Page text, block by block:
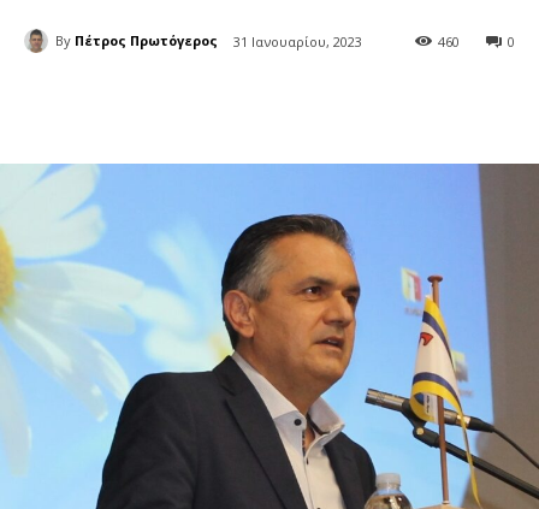
By Πέτρος Πρωτόγερος 31 Ιανουαρίου, 2023 0
460